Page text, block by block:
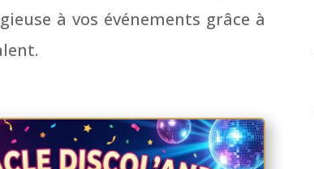
à vos événements grâce à